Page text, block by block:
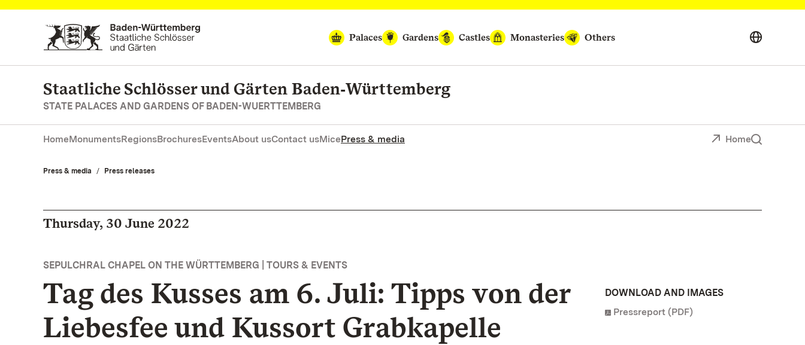
Navigate to main page
Palaces
Gardens Castles Monasteries Others
Staatliche Schlösser und Gärten Baden‑Württemberg
STATE PALACES AND GARDENS OF BADEN-WUERTTEMBERG
HomeMonumentsRegionsBrochuresEventsAbout usContact usMicePress & media Home
Press & media Press releases
Thursday, 30 June 2022
SEPULCHRAL CHAPEL ON THE WÜRTTEMBERG | TOURS & EVENTS
Tag des Kusses am 6. Juli: Tipps von der
Liebesfee und Kussort Grabkapelle
DOWNLOAD AND IMAGES
Pressreport (PDF)